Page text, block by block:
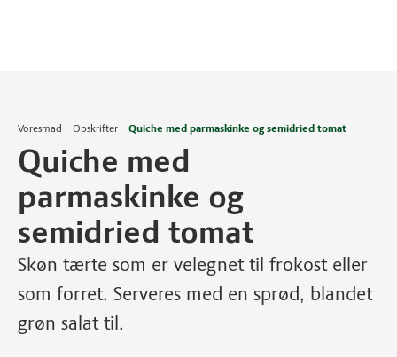
Voresmad Opskrifter Quiche med parmaskinke og semidried tomat
Quiche med
parmaskinke og
semidried tomat
Skøn tærte som er velegnet til frokost eller
som forret. Serveres med en sprød, blandet
grøn salat til.